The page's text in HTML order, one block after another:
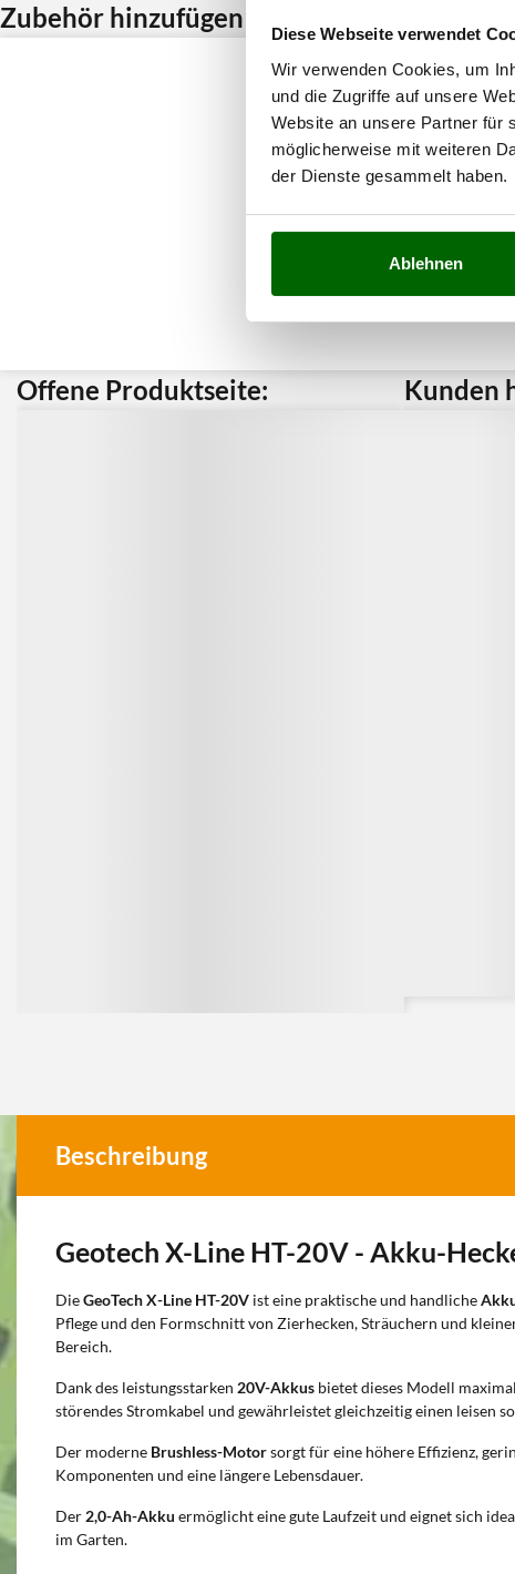
Diese Webseite verwendet
Wir verwenden Cookies, um
und die Zugriffe auf unsere
Website an unsere Partner für
möglicherweise mit weiteren
der Dienste gesammelt haben.
Ablehnen
Zubehör hinzufügen und Rabatt erhalten
Offene Produktseite: Kunden
Beschreibung
Geotech X-Line HT-20V - Akku-
DieGeoTech X-Line HT-20V ist eine praktische und handliche
Pflege und den Formschnitt von Zierhecken, Sträuchern und
Bereich.
Dank des leistungsstarken 20V-Akkus bietet dieses Modell
störendes Stromkabel und gewährleistet gleichzeitig einen leisen
Der moderne Brushless-Motorsorgt für eine höhere Effizienz,
Komponenten und eine längere Lebensdauer.
Der 2,0-Ah-Akku ermöglicht eine gute Laufzeit und eignet sich
im Garten.